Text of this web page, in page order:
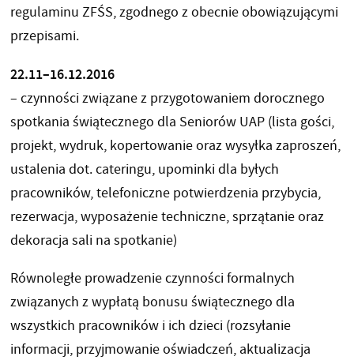
regulaminu ZFŚS, zgodnego z obecnie obowiązującymi
przepisami.
22.11–16.12.2016
– czynności związane z przygotowaniem dorocznego
spotkania świątecznego dla Seniorów UAP (lista gości,
projekt, wydruk, kopertowanie oraz wysyłka zaproszeń,
ustalenia dot. cateringu, upominki dla byłych
pracowników, telefoniczne potwierdzenia przybycia,
rezerwacja, wyposażenie techniczne, sprzątanie oraz
dekoracja sali na spotkanie)
Równoległe prowadzenie czynności formalnych
związanych z wypłatą bonusu świątecznego dla
wszystkich pracowników i ich dzieci (rozsyłanie
informacji, przyjmowanie oświadczeń, aktualizacja